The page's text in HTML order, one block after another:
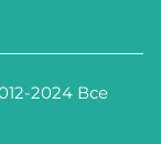
2024 Все